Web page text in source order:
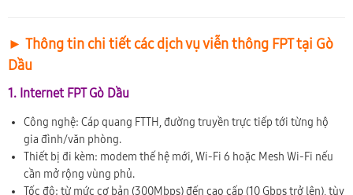
► Thông tin chi tiết các dịch vụ viễn thông FPT tại Gò
Dầu
1. Internet FPT Gò Dầu
Công nghệ: Cáp quang FTTH, đường truyền trực tiếp tới từng hộ
gia đình/văn phòng.
Thiết bị đi kèm: modem thế hệ mới, Wi-Fi 6 hoặc Mesh Wi-Fi nếu
cần mở rộng vùng phủ.
Tốc độ: từ mức cơ bản (300Mbps) đến cao cấp (10 Gbps trở lên), tùy